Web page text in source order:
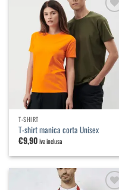
Aggiungi
alla
lista dei
desideri
T-SHIRT
T-shirt manica corta Unisex
€9,90iva inclusa